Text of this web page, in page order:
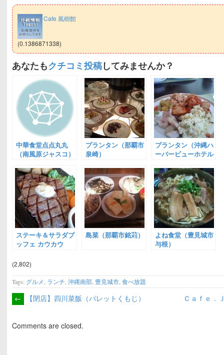
Cafe 風樹館
(0.1386871338)
あなたもクチコミ投稿してみませんか？
中華食堂点点丸丸
（南風原ジャスコ）
プランタン（那覇市
泉崎）
プランタン（沖縄ハ
ーバービューホテル
ステーキ＆サラダブ
ッフェ カウカウ
市牧志）
島菜（那覇市銘苅）
よね食堂（豊見城市
与根）
(2,802)
Tags: グルメ ランチ ,沖縄南部 豊見城市 ,食べ放題
← 【閉店】四川菜飯（パレットくもじ） Ｃａｆｅ
Comments are closed.